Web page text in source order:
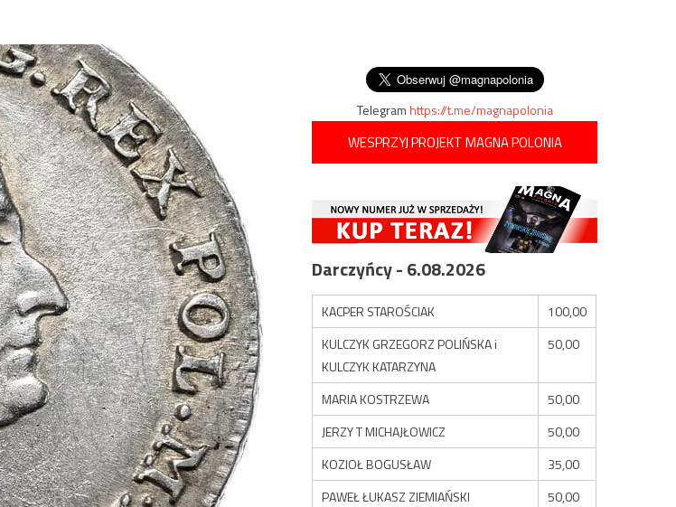
Telegramhttps://t.me/magnapolonia
WESPRZYJ PROJEKT MAGNA POLONIA
Darczyńcy - 6.08.2026
KACPER STAROŚCIAK
100,00
KULCZYK GRZEGORZ POLIŃSKA i
KULCZYK KATARZYNA
50,00
MARIA KOSTRZEWA
50,00
JERZY T MICHAJŁOWICZ
50,00
KOZIOŁ BOGUSŁAW
35,00
PAWEŁ ŁUKASZ ZIEMIAŃSKI
50,00